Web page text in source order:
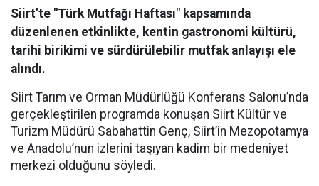
Siirt’te "Türk Mutfağı Haftası" kapsamında
düzenlenen etkinlikte, kentin gastronomi kültürü,
tarihi birikimi ve sürdürülebilir mutfak anlayışı ele
alındı.
Siirt Tarım ve Orman Müdürlüğü Konferans Salonu’nda
gerçekleştirilen programda konuşan Siirt Kültür ve
Turizm Müdürü Sabahattin Genç, Siirt’in Mezopotamya
ve Anadolu’nun izlerini taşıyan kadim bir medeniyet
merkezi olduğunu söyledi.